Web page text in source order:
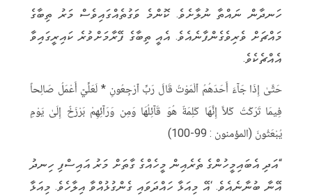
ހަނދާން ނައްތާ ނުލާށެވެ. ކޮންމެ ވަގުތެއްގައިވެސް މަރު ތިބާގެ
މައްޗަށް ވެރިވެގެންފާނެއެވެ. އެއީ ތިބާގެ ފޭރާމަށްވުރެ ކައިރީގައިވާ
އެއްޗެކެވެ.
حَتَّىٰ إِذَا جَآءَ أَحَدَهُمُ ٱلْمَوْتُ قَالَ رَبِّ ٱرْجِعُونِ * لَعَلِّيۤ أَعْمَلُ صَالِحاً
فِيمَا تَرَكْتُ كَلاَّ إِنَّهَا كَلِمَةٌ هُوَ قَآئِلُهَا وَمِن وَرَآئِهِمْ بَرْزَخٌ إِلَىٰ يَوْمِ
يُبْعَثُونَ (المؤمنون : 99-100)
“އަދި އެބައިމީހުންގެ ތެރެއިން މީހެއްގެ ގާތަށް މަރު އައިސްފި ހިނދު
އޭނާ ބުނާނެއެވެ. ‘އޭ މިއަޅާ ހައްދަވައި ގެންގުޅުއްވާ އިލާހެވެ. މިއަޅާ